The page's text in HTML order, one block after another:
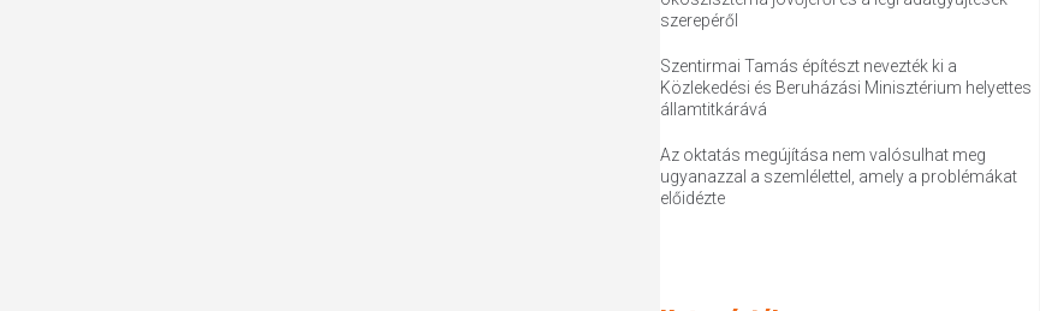
szerepéről
Szentirmai Tamás építészt nevezték ki a
Közlekedési és Beruházási Minisztérium helyettes
államtitkárává
Az oktatás megújítása nem valósulhat meg
ugyanazzal a szemlélettel, amely a problémákat
előidézte